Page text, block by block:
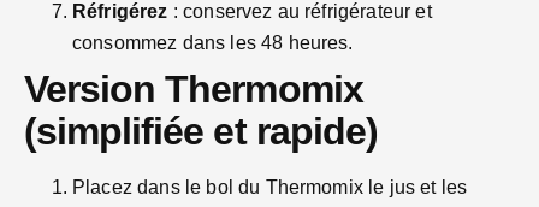
Réfrigérez : conservez au réfrigérateur et
consommez dans les 48 heures.
Version Thermomix
(simplifiée et rapide)
Placez dans le bol du Thermomix le jus et les